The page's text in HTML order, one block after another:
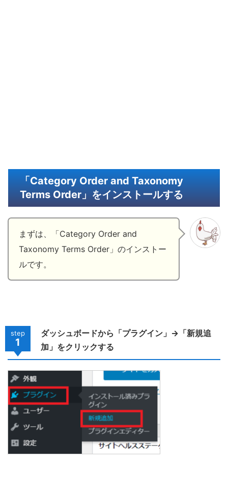
「Category Order and Taxonomy
Terms Order」をインストールする
まずは、「Category Order and
Taxonomy Terms Order」のインストー
ルです。
step
1
ダッシュボードから「プラグイン」→「新規追
加」をクリックする